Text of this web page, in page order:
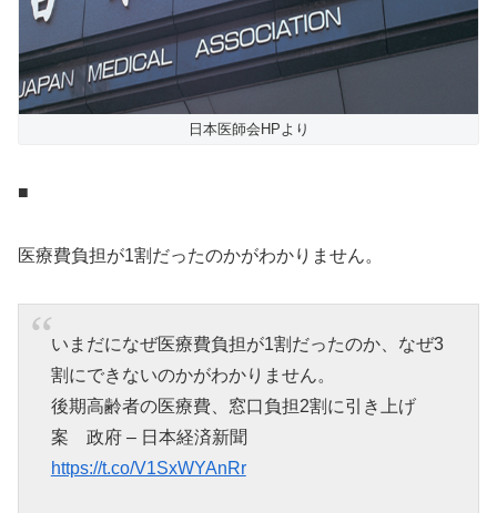
日本医師会HPより
■
医療費負担が1割だったのかがわかりません。
いまだになぜ医療費負担が1割だったのか、なぜ3
割にできないのかがわかりません。
後期高齢者の医療費、窓口負担2割に引き上げ
案 政府 – 日本経済新聞
https://t.co/V1SxWYAnRr